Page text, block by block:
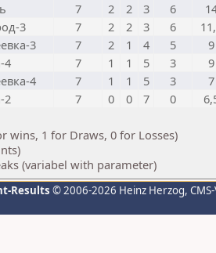
7 2 2 3 6
3 7 2 2 3 6
3 7 2 1 4 5
9
4 7 1 1 5 3
9
4 7 1 1 5 3
7
2 7 0 0 7 0
wins, 1 for Draws, 0 for Losses)
(variabel with parameter)
Results © 2006-2026 Heinz Herzog,